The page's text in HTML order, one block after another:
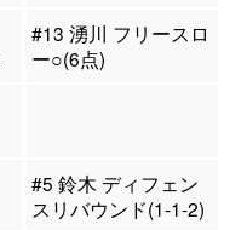
#13 湧川 フリースロ
ー○(6点)
#5 鈴木 ディフェン
スリバウンド(1-1-2)